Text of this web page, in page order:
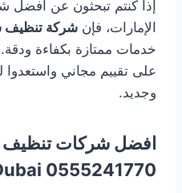
إذا كنتم تبحثون عن أفضل
الإمارات، فإن شركة تنظيف
خدمات ممتازة بكفاءة
على تقييم مجاني
وجديد.
افضل شركات تنظيف
0555241770 Sharja Dubai